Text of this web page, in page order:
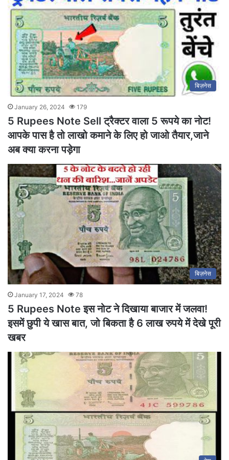
बिज़नेस
January 26, 2024 179
5 Rupees Note Sell ट्रैक्टर वाला 5 रूपये का नोट!
आपके पास है तो लाखो कमाने के लिए हो जाओ तैयार,जाने
अब क्या करना पड़ेगा
बिज़नेस
January 17, 2024 78
5 Rupees Note इस नोट ने दिखाया बाजार में जलवा!
इसमें छुपी ये खास बात, जो बिकता है 6 लाख रुपये में देखे पूरी
खबर